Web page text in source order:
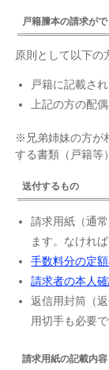
戸籍謄本の請求が
原則として以下の
戸籍に記載さ
上記の方の配
※兄弟姉妹の方が
する書類（戸籍等
送付するもの
請求用紙（通
ます。なけれ
手数料分の定
請求者の本人
返信用封筒（
用切手も必要で
請求用紙の記載内容